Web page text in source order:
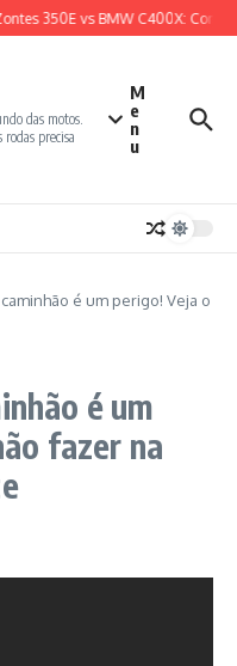
350E vs BMW C400X:
das motos.
precisa
M
e
n
u
é um perigo! Veja o
é um
fazer na